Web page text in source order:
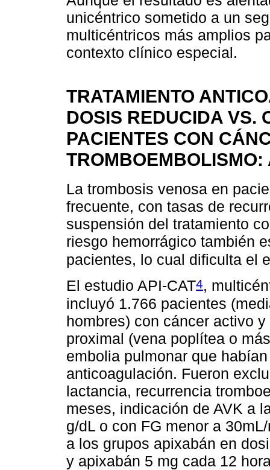
unicéntrico sometido a un
multicéntricos más amplios
contexto clínico especial.
TRATAMIENTO
DOSIS REDUCIDA VS.
PACIENTES CON
TROMBOEMBOLISMO:
La trombosis venosa en
frecuente, con tasas de
suspensión del tratamiento
riesgo hemorrágico también
pacientes, lo cual dificulta el
El estudio API-CAT4,
incluyó 1.766 pacientes
hombres) con cáncer activo
proximal (vena poplítea o
embolia pulmonar que
anticoagulación. Fueron
lactancia, recurrencia
meses, indicación de AVK a
g/dL o con FG menor a
a los grupos apixabán en
y apixabán 5 mg cada 12